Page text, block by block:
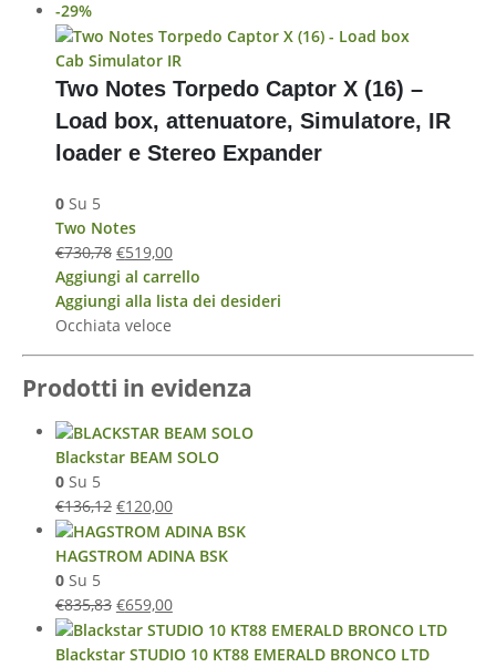
-29%
Cab Simulator IR
Two Notes Torpedo Captor X (16) –
Load box, attenuatore, Simulatore, IR
loader e Stereo Expander
0Su 5
Two Notes
€730,78 €519,00
Aggiungi al carrello
Aggiungi alla lista dei desideri
Occhiata veloce
Prodotti in evidenza
Blackstar BEAM SOLO
0Su 5
€136,12 €120,00
HAGSTROM ADINA BSK
0Su 5
€835,83 €659,00
Blackstar STUDIO 10 KT88 EMERALD BRONCO LTD